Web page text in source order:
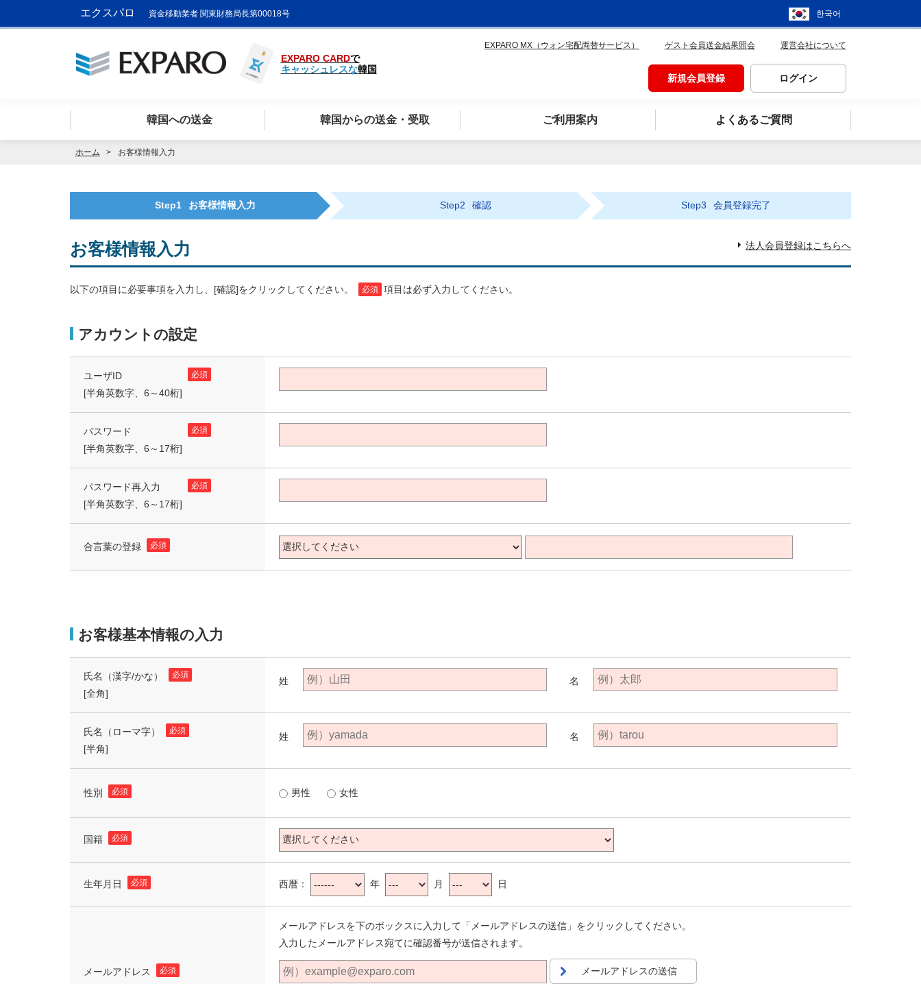
エクスパロ 資金移動業者 関東財務局長第00018号 한국어
EXPARO CARDで
キャッシュレスな韓国
EXPARO MX（ウォン宅配両替サービス） ゲスト会員送金結果照会 運営会社について
新規会員登録 ログイン
韓国への送金 韓国からの送金・受取 ご利用案内 よくあるご質問
ホーム お客様情報入力
Step1 お客様情報入力 Step2 確認 Step3 会員登録完了
お客様情報入力 法人会員登録はこちらへ
以下の項目に必要事項を入力し、[確認]をクリックしてください。 必須 項目は必ず入力してください。
アカウントの設定
ユーザID
[半角英数字、6～40桁]
必須
パスワード
[半角英数字、6～17桁]
必須
パスワード再入力
[半角英数字、6～17桁]
必須
合言葉の登録 必須
お客様基本情報の入力
氏名（漢字/かな）
[全角]
必須
姓 名
氏名（ローマ字）
[半角]
必須
姓 名
性別 必須 男性 女性
国籍 必須
生年月日 必須 西暦： 年 月 日
メールアドレス
必須
メールアドレスを下のボックスに入力して「メールアドレスの送信」をクリックしてください。
入力したメールアドレス宛てに確認番号が送信されます。
メールアドレスの送信